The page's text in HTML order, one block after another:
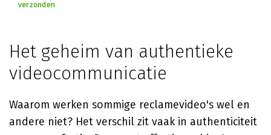
verzonden
Het geheim van authentieke
videocommunicatie
Waarom werken sommige reclamevideo's wel en
andere niet? Het verschil zit vaak in authenticiteit